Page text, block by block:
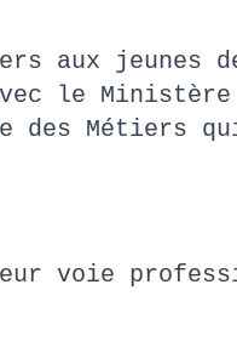
aux jeunes
le Ministère
Métiers
voie